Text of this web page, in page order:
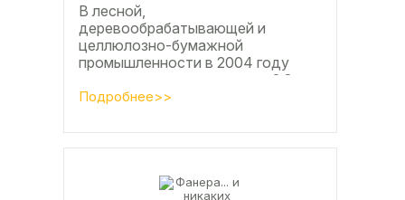
В лесной,
деревообрабатывающей и
целлюлозно-бумажной
промышленности в 2004 году
приросту производства на 2,8
процента во многом
подотраслей, продукция...
Подробнее>>